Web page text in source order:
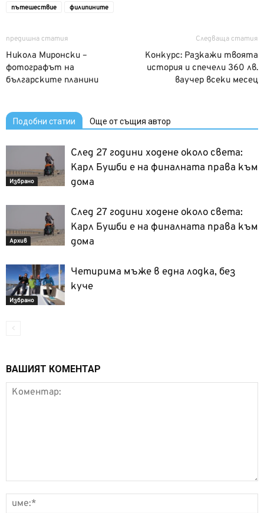
пътешествие филипините
предишна статия
Никола Миронски –
фотографът на
българските планини
Следваща статия
Конкурс: Разкажи твоята
история и спечели 360 лв.
ваучер всеки месец
Подобни статии Още от същия автор
Избрано
След 27 години ходене около света:
Карл Бушби е на финалната права към
дома
Архив
След 27 години ходене около света:
Карл Бушби е на финалната права към
дома
Избрано
Четирима мъже в една лодка, без
куче
ВАШИЯТ КОМЕНТАР